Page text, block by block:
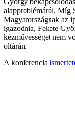
alapproblémáról. Míg
Magyarországnak az
igazodnia, Fekete
kézművességet nem
oltárán.
A konferencia